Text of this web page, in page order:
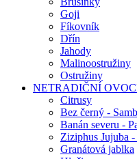
Goji
Fíkovník
Dřín
Jahody
Malinoostružiny
Ostružiny
NETRADIČNÍ
Citrusy
Bez černý -
Banán severu -
Ziziphus Jujuba
Granátová jablka